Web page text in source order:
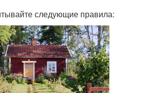
следующие правила: